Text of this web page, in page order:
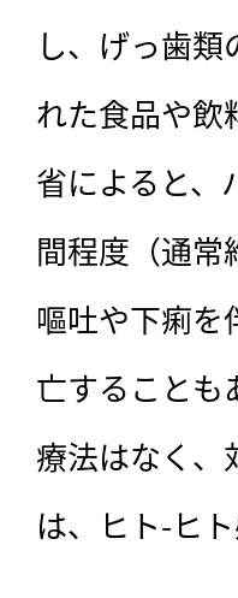
し、げっ歯
れた食品や飲
省によると、
間程度（通常
嘔吐や下痢を
亡することも
療法はなく、
は、ヒト-ヒ